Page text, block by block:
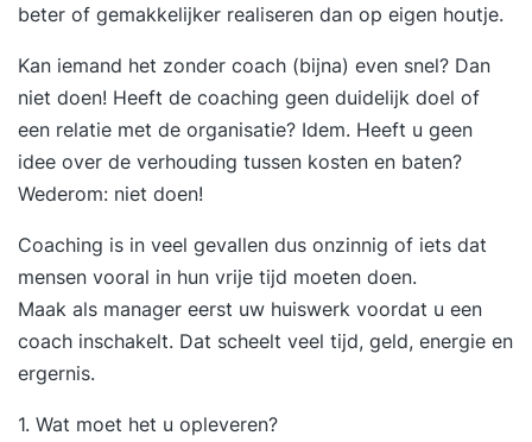
beter of gemakkelijker realiseren dan op eigen houtje.
Kan iemand het zonder coach (bijna) even snel? Dan
niet doen! Heeft de coaching geen duidelijk doel of
een relatie met de organisatie? Idem. Heeft u geen
idee over de verhouding tussen kosten en baten?
Wederom: niet doen!
Coaching is in veel gevallen dus onzinnig of iets dat
mensen vooral in hun vrije tijd moeten doen.
Maak als manager eerst uw huiswerk voordat u een
coach inschakelt. Dat scheelt veel tijd, geld, energie en
ergernis.
1. Wat moet het u opleveren?